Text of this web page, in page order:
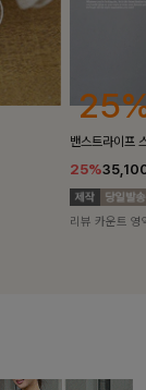
10%
[5천장돌파/
10%
리뷰 카운트 영